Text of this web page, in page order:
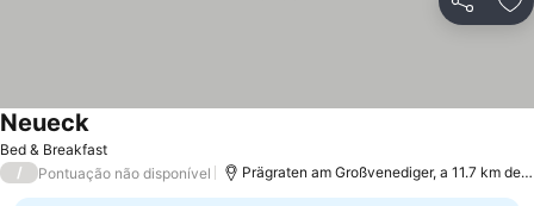
Partilhar
Bed & Breakfast
Neueck
/ Pontuação não disponível Prägraten am Großvenediger, a 11.7 km de St. Jakob im Defereggental